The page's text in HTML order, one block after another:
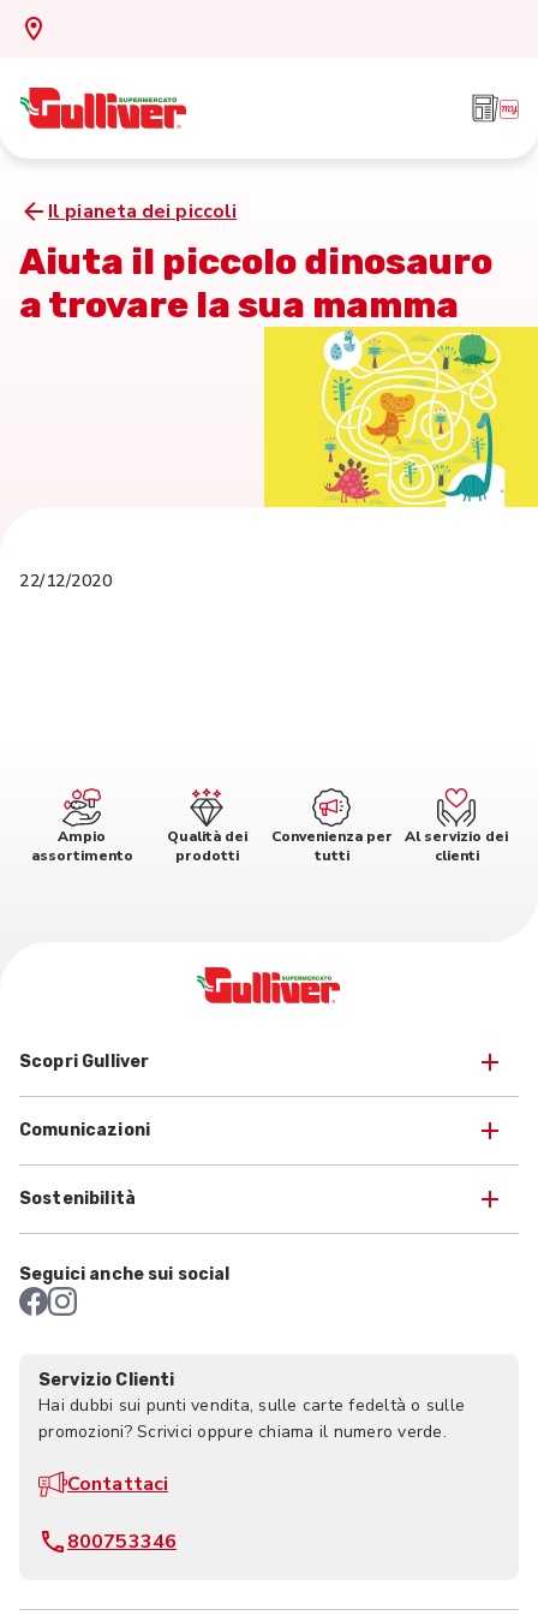
Il pianeta dei piccoli
Aiuta il piccolo dinosauro
a trovare la sua mamma
22/12/2020
Ampio
assortimento
Qualità dei
prodotti
Convenienza per
tutti
Al servizio dei
clienti
Scopri Gulliver
Comunicazioni
Sostenibilità
Seguici anche sui social
Servizio Clienti
Hai dubbi sui punti vendita, sulle carte fedeltà o sulle
promozioni? Scrivici oppure chiama il numero verde.
Contattaci
800753346